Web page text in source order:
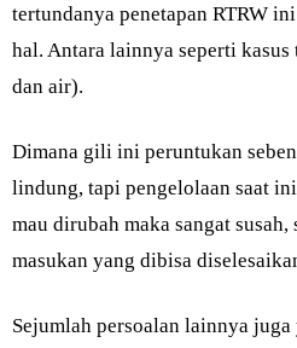
tertundanya penetapan RTRW
hal. Antara lainnya seperti
dan air).
Dimana gili ini peruntukan
lindung, tapi pengelolaan saat
mau dirubah maka sangat
masukan yang dibisa
Sejumlah persoalan lainnya